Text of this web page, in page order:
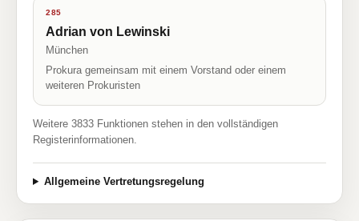
285
Adrian von Lewinski
München
Prokura gemeinsam mit einem Vorstand oder einem
weiteren Prokuristen
Weitere 3833 Funktionen stehen in den vollständigen
Registerinformationen.
Allgemeine Vertretungsregelung